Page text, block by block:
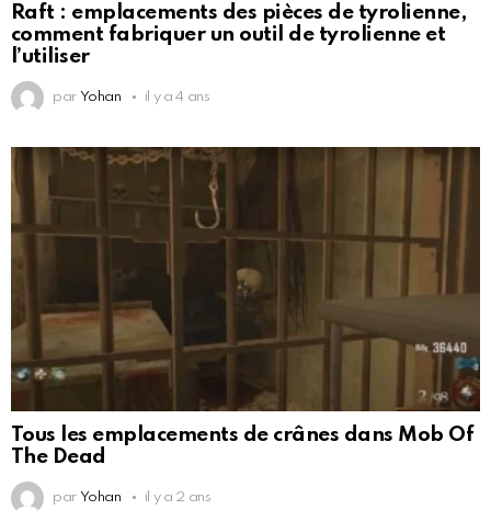
Raft : emplacements des pièces de tyrolienne,
comment fabriquer un outil de tyrolienne et
l’utiliser
par Yohan il y a 4 ans
Tous les emplacements de crânes dans Mob Of
The Dead
par Yohan il y a 2 ans